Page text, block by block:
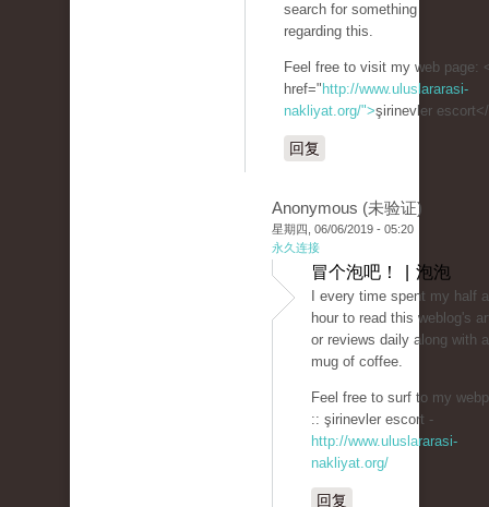
search for something
regarding this.
Feel free to visit my web page:
href=" http://www.uluslararasi-
nakliyat.org/">şirinevler
回复
Anonymous (未验证)
星期四, 06/06/2019 - 05:20
永久连接
冒个泡吧！ | 泡泡
I every time spent my half
hour to read this weblog's
or reviews daily along with a
mug of coffee.
Feel free to surf to my
:: şirinevler escort -
http://www.uluslararasi-
nakliyat.org/
回复